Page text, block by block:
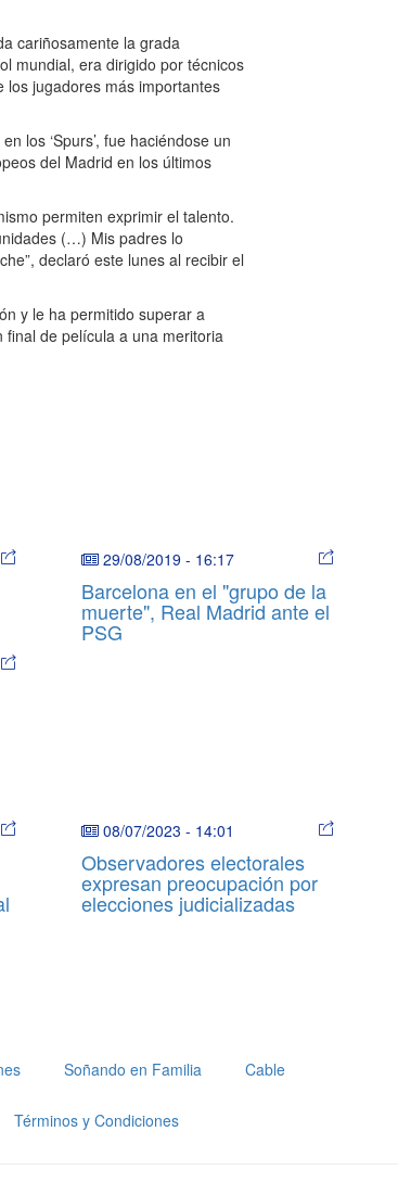
cariñosamente la grada
mundial, era dirigido por técnicos
los jugadores más importantes
los ‘Spurs’, fue haciéndose un
del Madrid en los últimos
permiten exprimir el talento.
(…) Mis padres lo
declaró este lunes al recibir el
y le ha permitido superar a
de película a una meritoria
29/08/2019 - 16:17
Barcelona en el "grupo de la
muerte", Real Madrid ante el
PSG
08/07/2023 - 14:01
Observadores electorales
expresan preocupación por
elecciones judicializadas
Soñando en Familia Cable
Términos y Condiciones